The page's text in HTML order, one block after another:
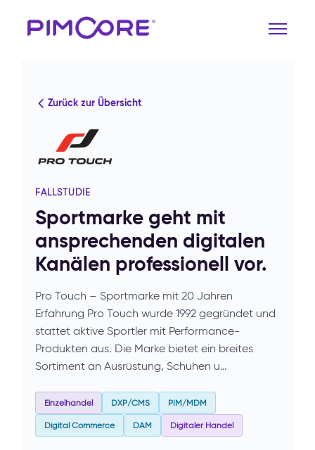
Zurück zur Übersicht
FALLSTUDIE
Sportmarke geht mit
ansprechenden digitalen
Kanälen professionell vor.
Pro Touch – Sportmarke mit 20 Jahren
Erfahrung Pro Touch wurde 1992 gegründet und
stattet aktive Sportler mit Performance-
Produkten aus. Die Marke bietet ein breites
Sortiment an Ausrüstung, Schuhen u…
Einzelhandel DXP/CMS PIM/MDM
Digital Commerce DAM Digitaler Handel